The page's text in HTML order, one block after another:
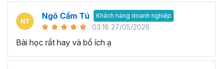
Ngô Cẩm Tú Khách hàng doanh nghiệp
03:18 27/05/2026
Bài học rất hay và bổ ích ạ